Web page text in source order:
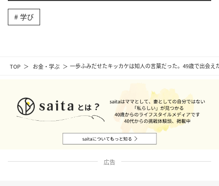
TOP お金・学ぶ 一歩ふみだせたキッカケは知人の言葉だった。49歳で出会え
学び
広告